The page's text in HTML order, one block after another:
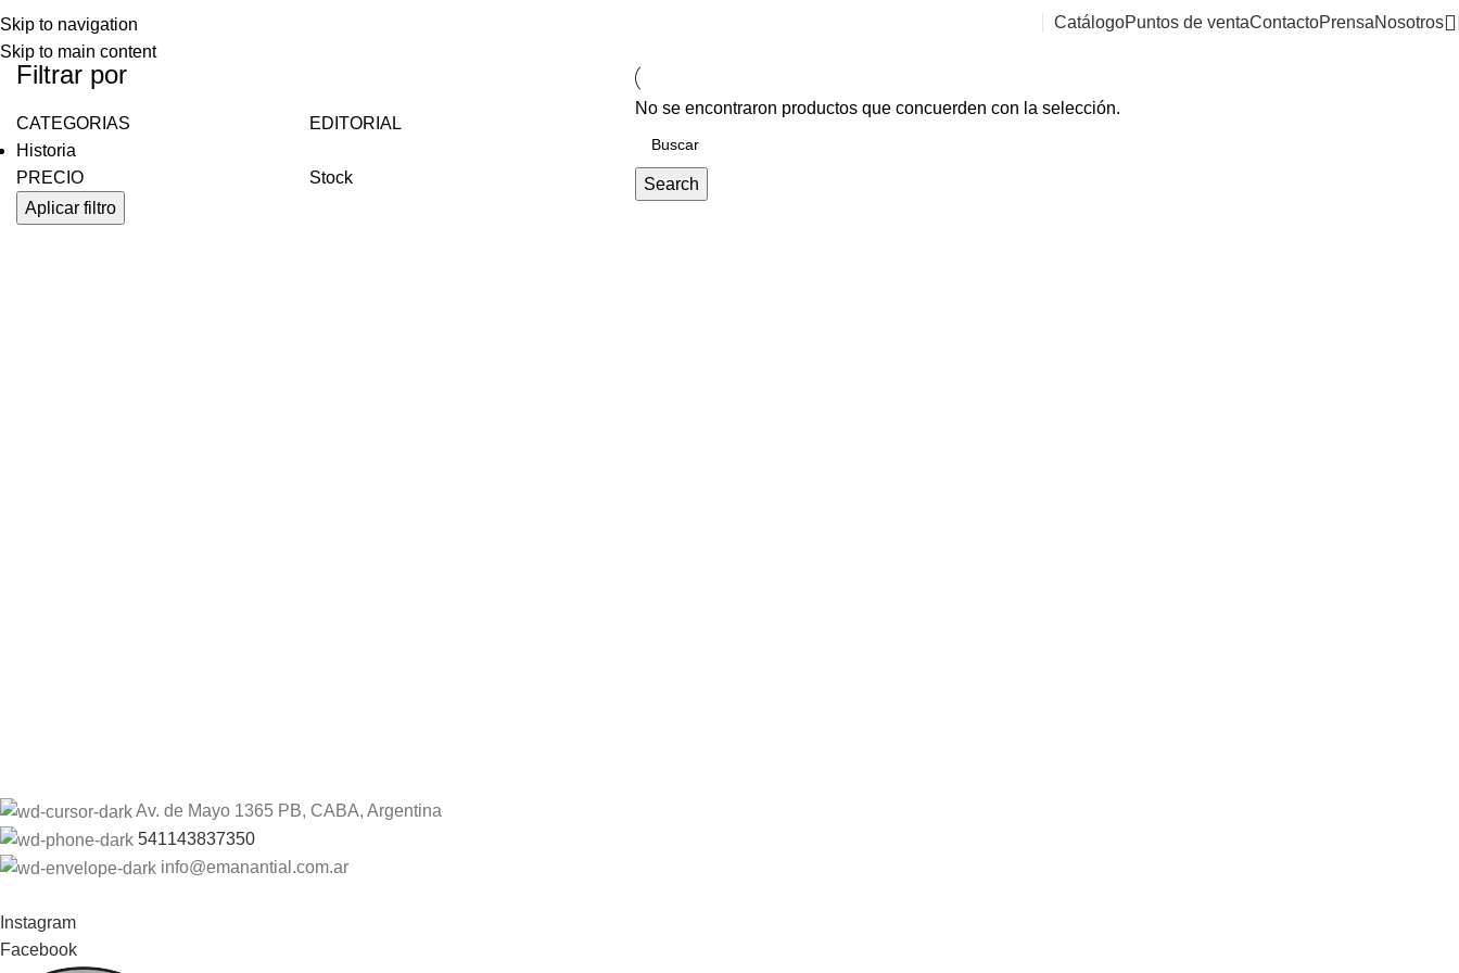
Skip to navigation
Skip to main content
CatálogoPuntos de ventaContactoPrensaNosotros
Filtrar por
CATEGORIAS
Historia
EDITORIAL
PRECIO
Stock
Aplicar filtro
No se encontraron productos que concuerden con la selección.
Search
Av. de Mayo 1365 PB, CABA, Argentina
541143837350
info@emanantial.com.ar
Instagram
Facebook